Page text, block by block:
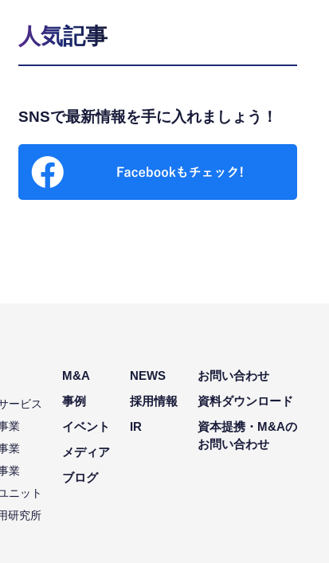
人気記事
SNSで最新情報を手に入れましょう！
ービス
業
業
業
ニット
研究所
M&A
事例
イベント
メディア
ブログ
NEWS
採用情報
IR
お問い合わせ
資料ダウンロード
資本提携・M&Aの
お問い合わせ